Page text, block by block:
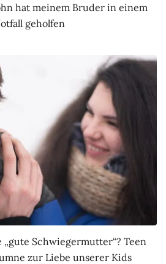
hat meinem Bruder in einem
geholfen
Schwiegermutter“? Teen
zur Liebe unserer Kids